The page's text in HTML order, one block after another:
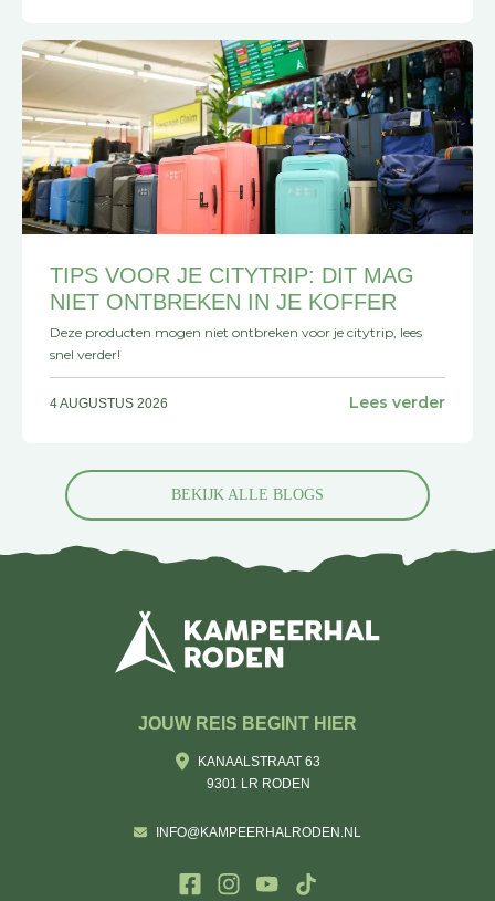
BEKIJK ALLE BLOGS
TIPS VOOR JE CITYTRIP: DIT MAG
NIET ONTBREKEN IN JE KOFFER
Deze producten mogen niet ontbreken voor je citytrip, lees
snel verder!
4 AUGUSTUS 2026 Lees verder
JOUW REIS BEGINT HIER
KANAALSTRAAT 63
9301 LR RODEN
INFO@KAMPEERHALRODEN.NL